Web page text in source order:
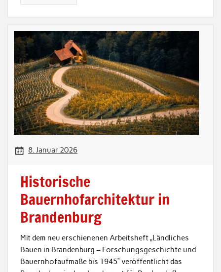
8. Januar 2026
Historische
Bauernhofarchitektur in
Brandenburg
Mit dem neu erschienenen Arbeitsheft „Ländliches
Bauen in Brandenburg – Forschungsgeschichte und
Bauernhofaufmaße bis 1945“ veröffentlicht das